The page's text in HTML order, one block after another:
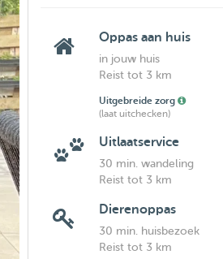
Oppas aan huis
in jouw huis
Reist tot 3 km
Uitgebreide zorg
(laat uitchecken)
Uitlaatservice
30 min. wandeling
Reist tot 3 km
Dierenoppas
30 min. huisbezoek
Reist tot 3 km